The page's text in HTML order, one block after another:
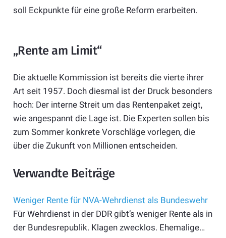
soll Eckpunkte für eine große Reform erarbeiten.
„Rente am Limit“
Die aktuelle Kommission ist bereits die vierte ihrer
Art seit 1957. Doch diesmal ist der Druck besonders
hoch: Der interne Streit um das Rentenpaket zeigt,
wie angespannt die Lage ist. Die Experten sollen bis
zum Sommer konkrete Vorschläge vorlegen, die
über die Zukunft von Millionen entscheiden.
Verwandte Beiträge
Weniger Rente für NVA-Wehrdienst als Bundeswehr
Für Wehrdienst in der DDR gibt’s weniger Rente als in
der Bundesrepublik. Klagen zwecklos. Ehemalige…